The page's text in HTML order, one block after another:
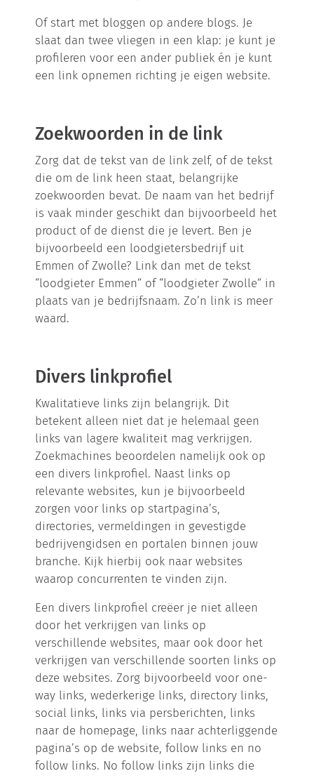
Of start met bloggen op andere blogs. Je
slaat dan twee vliegen in een klap: je kunt je
profileren voor een ander publiek én je kunt
een link opnemen richting je eigen website.
Zoekwoorden in de link
Zorg dat de tekst van de link zelf, of de tekst
die om de link heen staat, belangrijke
zoekwoorden bevat. De naam van het bedrijf
is vaak minder geschikt dan bijvoorbeeld het
product of de dienst die je levert. Ben je
bijvoorbeeld een loodgietersbedrijf uit
Emmen of Zwolle? Link dan met de tekst
“loodgieter Emmen” of “loodgieter Zwolle” in
plaats van je bedrijfsnaam. Zo’n link is meer
waard.
Divers linkprofiel
Kwalitatieve links zijn belangrijk. Dit
betekent alleen niet dat je helemaal geen
links van lagere kwaliteit mag verkrijgen.
Zoekmachines beoordelen namelijk ook op
een divers linkprofiel. Naast links op
relevante websites, kun je bijvoorbeeld
zorgen voor links op startpagina’s,
directories, vermeldingen in gevestigde
bedrijvengidsen en portalen binnen jouw
branche. Kijk hierbij ook naar websites
waarop concurrenten te vinden zijn.
Een divers linkprofiel creëer je niet alleen
door het verkrijgen van links op
verschillende websites, maar ook door het
verkrijgen van verschillende soorten links op
deze websites. Zorg bijvoorbeeld voor one-
way links, wederkerige links, directory links,
social links, links via persberichten, links
naar de homepage, links naar achterliggende
pagina’s op de website, follow links en no
follow links. No follow links zijn links die